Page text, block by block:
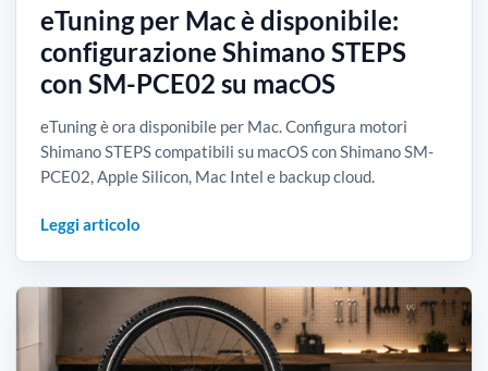
eTuning per Mac è disponibile:
configurazione Shimano STEPS
con SM-PCE02 su macOS
eTuning è ora disponibile per Mac. Configura motori
Shimano STEPS compatibili su macOS con Shimano SM-
PCE02, Apple Silicon, Mac Intel e backup cloud.
Leggi articolo